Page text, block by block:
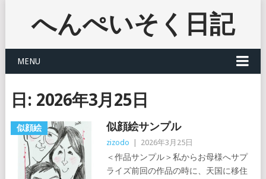
へんぺいそく日記
MENU
日: 2026年3月25日
似顔絵 似顔絵サンプル
zizodo 2026年3月25日
＜作品サンプル＞私からお母様へサプ
ライズ前回の作品の時に、天国に移住